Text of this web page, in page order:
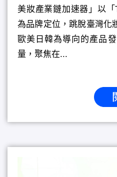
美妝產業鏈加速器」以「
為品牌定位，跳脫臺灣化
歐美日韓為導向的產品
量，聚焦在...